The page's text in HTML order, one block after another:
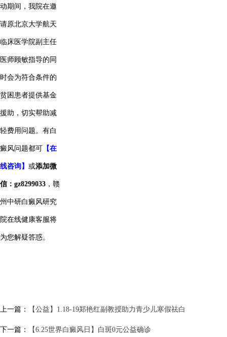
动期间，我院在邀
请原北京大学航天
临床医学院副主任
医师顾敏指导的同
时会为符合条件的
贫困患者提供基金
援助，切实帮助减
轻费用问题。有白
癜风问题都可 【在
线咨询】 或添加微
信：gz8299033 ，赣
州中研白癜风研究
院在线健康客服将
为您解疑答惑。
上一篇： 【公益】1.18-19郑艳红副教授助力青少儿寒假祛白
下一篇： 【6.25世界白癜风日】白斑0元公益确诊